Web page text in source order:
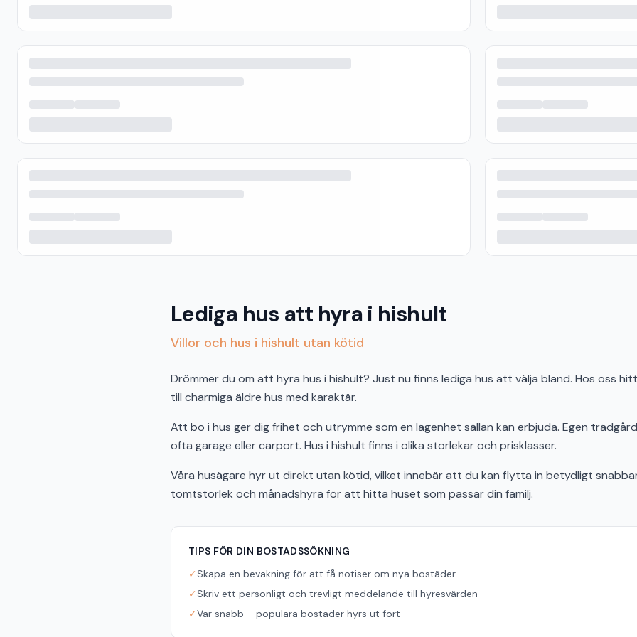
Lediga hus att hyra i hishult
Villor och hus i hishult utan kötid
Drömmer du om att hyra hus i hishult? Just nu finns lediga hus att välja bland. Hos oss
till charmiga äldre hus med karaktär.
Att bo i hus ger dig frihet och utrymme som en lägenhet sällan kan erbjuda. Egen
ofta garage eller carport. Hus i hishult finns i olika storlekar och prisklasser.
Våra husägare hyr ut direkt utan kötid, vilket innebär att du kan flytta in betydligt
tomtstorlek och månadshyra för att hitta huset som passar din familj.
TIPS FÖR DIN BOSTADSSÖKNING
✓Skapa en bevakning för att få notiser om nya bostäder
✓Skriv ett personligt och trevligt meddelande till hyresvärden
✓Var snabb – populära bostäder hyrs ut fort